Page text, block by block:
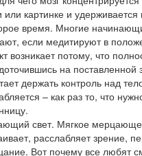
картинке и удерживается
время. Многие
если медитируют в
возникает потому, что
на поставленной
держать контроль над
– как раз то, что
свет. Мягкое
расслабляет зрение,
Вот почему все любят